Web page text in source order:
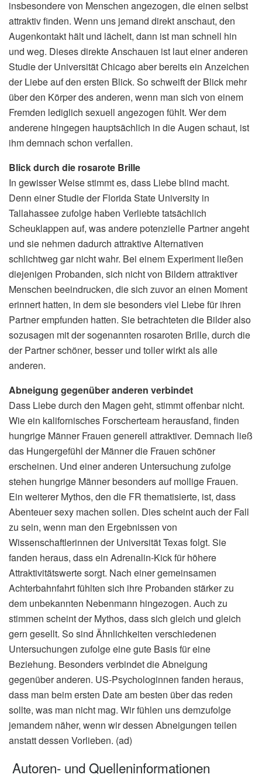
insbesondere von Menschen angezogen, die einen selbst
attraktiv finden. Wenn uns jemand direkt anschaut, den
Augenkontakt hält und lächelt, dann ist man schnell hin
und weg. Dieses direkte Anschauen ist laut einer anderen
Studie der Universität Chicago aber bereits ein Anzeichen
der Liebe auf den ersten Blick. So schweift der Blick mehr
über den Körper des anderen, wenn man sich von einem
Fremden lediglich sexuell angezogen fühlt. Wer dem
anderene hingegen hauptsächlich in die Augen schaut, ist
ihm demnach schon verfallen.
Blick durch die rosarote Brille
In gewisser Weise stimmt es, dass Liebe blind macht.
Denn einer Studie der Florida State University in
Tallahassee zufolge haben Verliebte tatsächlich
Scheuklappen auf, was andere potenzielle Partner angeht
und sie nehmen dadurch attraktive Alternativen
schlichtweg gar nicht wahr. Bei einem Experiment ließen
diejenigen Probanden, sich nicht von Bildern attraktiver
Menschen beeindrucken, die sich zuvor an einen Moment
erinnert hatten, in dem sie besonders viel Liebe für ihren
Partner empfunden hatten. Sie betrachteten die Bilder also
sozusagen mit der sogenannten rosaroten Brille, durch die
der Partner schöner, besser und toller wirkt als alle
anderen.
Abneigung gegenüber anderen verbindet
Dass Liebe durch den Magen geht, stimmt offenbar nicht.
Wie ein kalifornisches Forscherteam herausfand, finden
hungrige Männer Frauen generell attraktiver. Demnach ließ
das Hungergefühl der Männer die Frauen schöner
erscheinen. Und einer anderen Untersuchung zufolge
stehen hungrige Männer besonders auf mollige Frauen.
Ein weiterer Mythos, den die FR thematisierte, ist, dass
Abenteuer sexy machen sollen. Dies scheint auch der Fall
zu sein, wenn man den Ergebnissen von
Wissenschaftlerinnen der Universität Texas folgt. Sie
fanden heraus, dass ein Adrenalin-Kick für höhere
Attraktivitätswerte sorgt. Nach einer gemeinsamen
Achterbahnfahrt fühlten sich ihre Probanden stärker zu
dem unbekannten Nebenmann hingezogen. Auch zu
stimmen scheint der Mythos, dass sich gleich und gleich
gern gesellt. So sind Ähnlichkeiten verschiedenen
Untersuchungen zufolge eine gute Basis für eine
Beziehung. Besonders verbindet die Abneigung
gegenüber anderen. US-Psychologinnen fanden heraus,
dass man beim ersten Date am besten über das reden
sollte, was man nicht mag. Wir fühlen uns demzufolge
jemandem näher, wenn wir dessen Abneigungen teilen
anstatt dessen Vorlieben. (ad)
Autoren- und Quelleninformationen